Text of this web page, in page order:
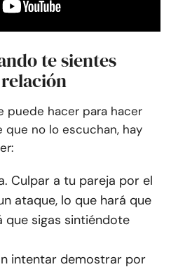
te sientes
puede hacer para hacer
no lo escuchan, hay
Culpar a tu pareja por el
ataque, lo que hará que
que sigas sintiéndote
intentar demostrar por